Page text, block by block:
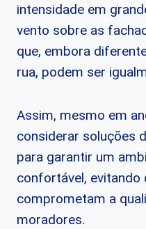
intensidade em
vento sobre as
que, embora
rua, podem ser
Assim, mesmo em
considerar soluções
para garantir um
confortável,
comprometam a
moradores.